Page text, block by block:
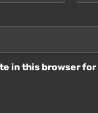
in this browser